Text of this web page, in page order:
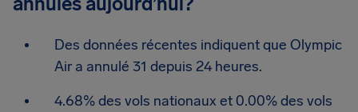
Des données récentes indiquent que Olympic
Air a annulé 31 depuis 24 heures.
4.68% des vols nationaux et 0.00% des vols